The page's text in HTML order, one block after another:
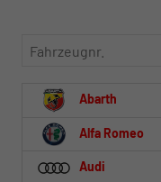
Fahrzeugnr.
Abarth
Alfa Romeo
Audi